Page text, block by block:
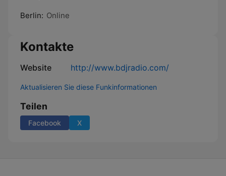
Berlin: Online
Kontakte
Website http://www.bdjradio.com/
Aktualisieren Sie diese Funkinformationen
Teilen
Facebook X